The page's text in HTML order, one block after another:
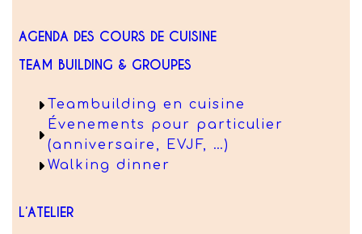
AGENDA DES COURS DE CUISINE
TEAM BUILDING & GROUPES
Teambuilding en cuisine
Évenements pour particulier
(anniversaire, EVJF, …)
Walking dinner
L’ATELIER